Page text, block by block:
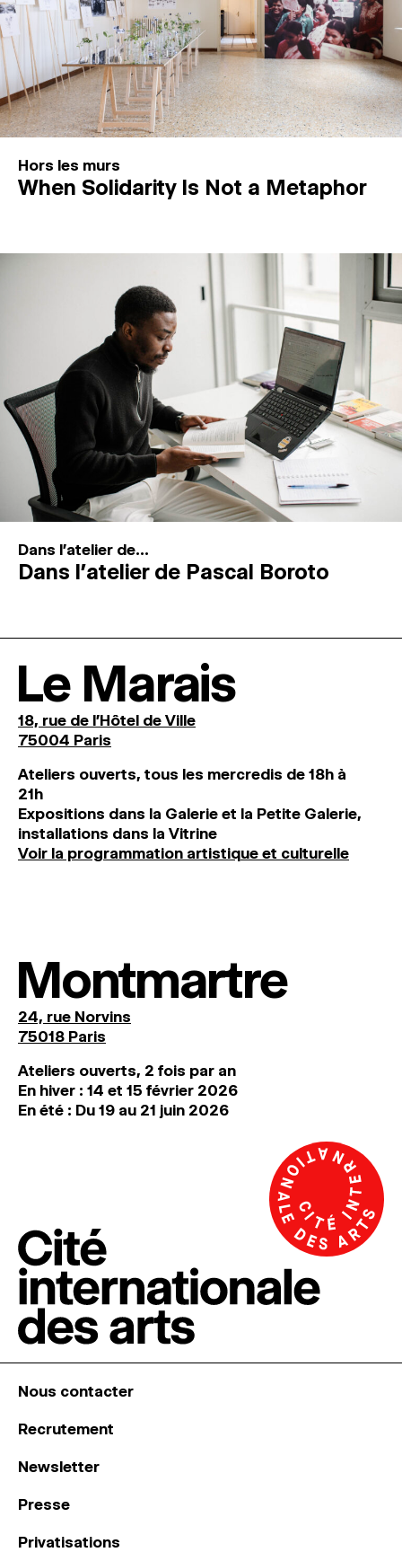
Hors les murs
When Solidarity Is Not a Metaphor
Dans l'atelier de...
Dans l’atelier de Pascal Boroto
Le Marais
18, rue de l'Hôtel de Ville
75004 Paris
Ateliers ouverts, tous les mercredis de 18h à
21h
Expositions dans la Galerie et la Petite Galerie,
installations dans la Vitrine
Voir la programmation artistique et culturelle
Montmartre
24, rue Norvins
75018 Paris
Ateliers ouverts, 2 fois par an
En hiver : 14 et 15 février 2026
En été : Du 19 au 21 juin 2026
Nous contacter
Recrutement
Newsletter
Presse
Privatisations